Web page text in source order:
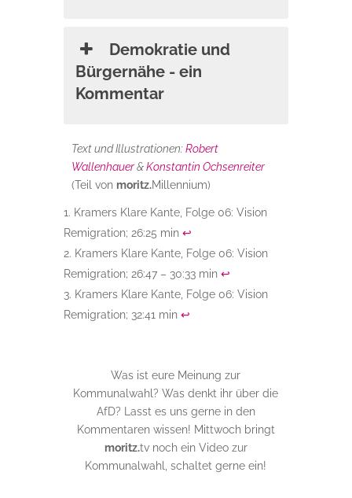
Demokratie und
Bürgernähe - ein
Kommentar
Text und Illustrationen:Robert
Wallenhauer&Konstantin Ochsenreiter
(Teil von moritz.Millennium)
Kramers Klare Kante, Folge 06: Vision
Remigration; 26:25 min ↩︎
Kramers Klare Kante, Folge 06: Vision
Remigration; 26:47 – 30:33 min ↩︎
Kramers Klare Kante, Folge 06: Vision
Remigration; 32:41 min ↩︎
Was ist eure Meinung zur
Kommunalwahl? Was denkt ihr über die
AfD? Lasst es uns gerne in den
Kommentaren wissen! Mittwoch bringt
moritz.tv noch ein Video zur
Kommunalwahl, schaltet gerne ein!